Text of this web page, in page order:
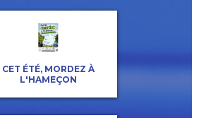
CET ÉTÉ, MORDEZ À
L'HAMEÇON